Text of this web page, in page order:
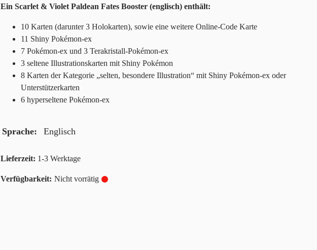
Ein Scarlet & Violet Paldean Fates Booster (englisch) enthält:
10 Karten (darunter 3 Holokarten), sowie eine weitere Online-Code Karte
11 Shiny Pokémon-ex
7 Pokémon-ex und 3 Terakristall-Pokémon-ex
3 seltene Illustrationskarten mit Shiny Pokémon
8 Karten der Kategorie „selten, besondere Illustration“ mit Shiny Pokémon-ex oder
Unterstützerkarten
6 hyperseltene Pokémon-ex
Sprache Englisch
Lieferzeit: 1-3 Werktage
Nicht vorrätig